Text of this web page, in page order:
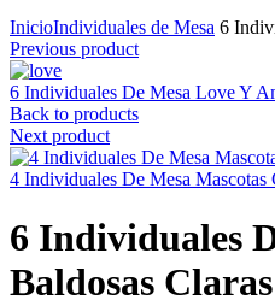
InicioIndividuales de Mesa 6
Previous product
6 Individuales De Mesa Love Y
Back to products
Next product
4 Individuales De Mesa Mascotas
6 Individuales
Baldosas Claras